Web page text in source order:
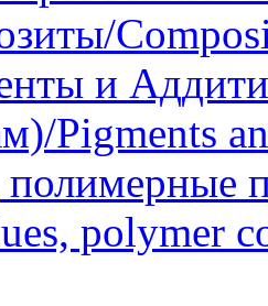
и
Pigments
polymer